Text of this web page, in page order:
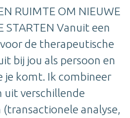
RUIMTE OM NIEUWE
STARTEN Vanuit een
de therapeutische
bij jou als persoon en
je komt. Ik combineer
uit verschillende
analyse,